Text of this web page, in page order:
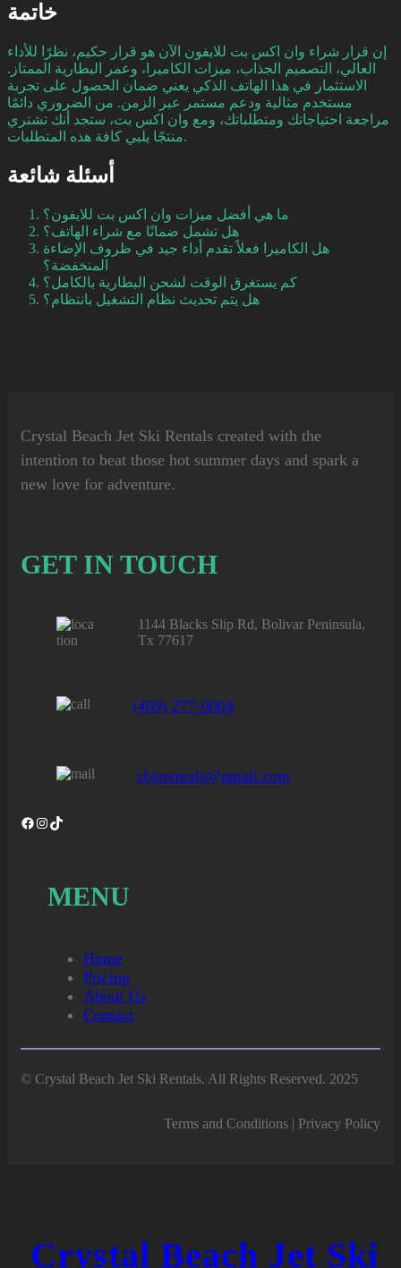
خاتمة
إن قرار شراء وان اكس بت للايفون الآن هو قرار حكيم، نظرًا للأداء
العالي، التصميم الجذاب، ميزات الكاميرا، وعمر البطارية الممتاز.
الاستثمار في هذا الهاتف الذكي يعني ضمان الحصول على تجربة
مستخدم مثالية ودعم مستمر عبر الزمن. من الضروري دائمًا
مراجعة احتياجاتك ومتطلباتك، ومع وان اكس بت، ستجد أنك تشتري
منتجًا يلبي كافة هذه المتطلبات.
أسئلة شائعة
ما هي أفضل ميزات وان اكس بت للايفون؟
هل تشمل ضمانًا مع شراء الهاتف؟
هل الكاميرا فعلاً تقدم أداء جيد في ظروف الإضاءة
المنخفضة؟
كم يستغرق الوقت لشحن البطارية بالكامل؟
هل يتم تحديث نظام التشغيل بانتظام؟
Crystal Beach Jet Ski Rentals created with the
intention to beat those hot summer days and spark a
new love for adventure.
GET IN TOUCH
1144 Blacks Slip Rd, Bolivar Peninsula,
Tx 77617
(409) 277-0004
cbjsrentals@gmail.com
Facebook Instagram TikTok
MENU
Home
Pricing
About Us
Contact
© Crystal Beach Jet Ski Rentals. All Rights Reserved. 2025
Terms and Conditions | Privacy Policy
Crystal Beach Jet Ski